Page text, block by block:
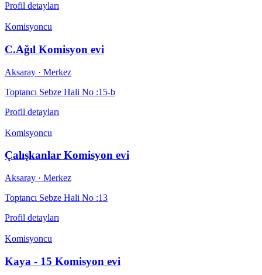
Profil detayları
Komisyoncu
C.Ağıl Komisyon evi
Aksaray · Merkez
Toptancı Sebze Hali No :15-b
Profil detayları
Komisyoncu
Çalışkanlar Komisyon evi
Aksaray · Merkez
Toptancı Sebze Hali No :13
Profil detayları
Komisyoncu
Kaya - 15 Komisyon evi